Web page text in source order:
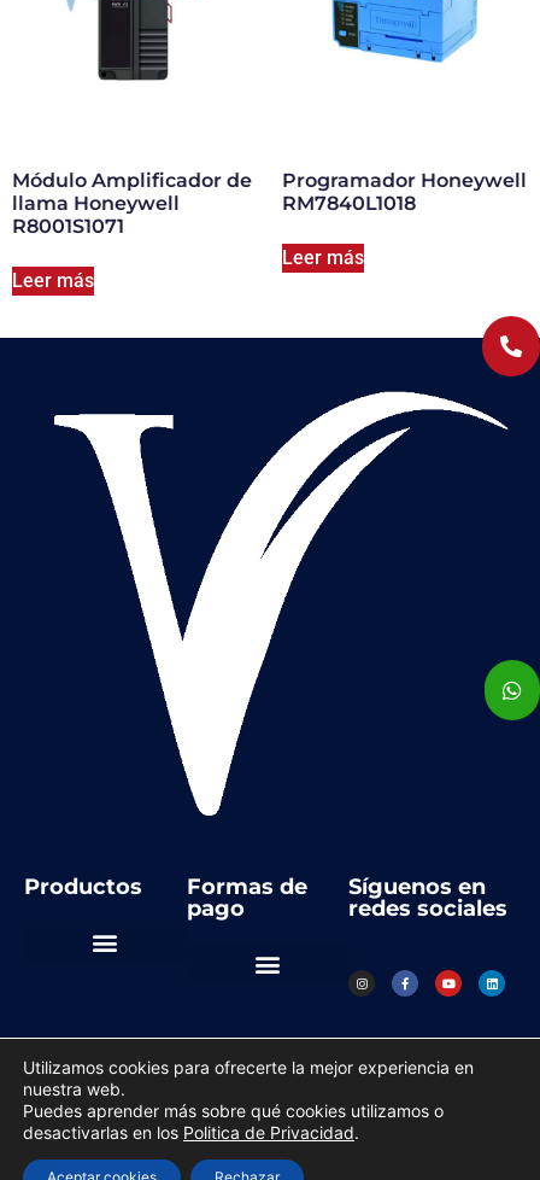
Módulo Amplificador de
llama Honeywell
R8001S1071
Leer más
Programador Honeywell
RM7840L1018
Leer más
Productos
Formas de
pago
Síguenos en
redes sociales
Copyright © 2023 todos los derechos reservados
Política de Privacidad
Hecho con Desager
Utilizamos cookies para ofrecerte la mejor experiencia en
nuestra web.
Puedes aprender más sobre qué cookies utilizamos o
desactivarlas en los Politica de Privacidad.